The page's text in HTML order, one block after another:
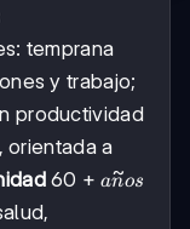
temprana
y trabajo;
productividad
, orientada a
60+
60 + an
~os